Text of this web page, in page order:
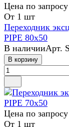
Цена по запросу
От 1 шт
Переходник
PIPE 80х50
В наличииАрт.
В корзину
Цена по запросу
От 1 шт